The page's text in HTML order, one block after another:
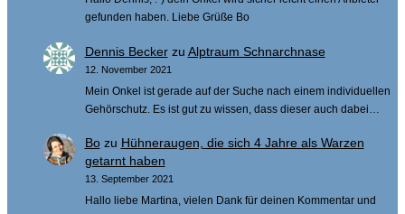
gefunden haben. Liebe Grüße Bo
Dennis Beckerzu Alptraum Schnarchnase
12. November 2021
Mein Onkel ist gerade auf der Suche nach einem individuellen
Gehörschutz. Es ist gut zu wissen, dass dieser auch dabei…
Bozu Hühneraugen, die sich 4 Jahre als Warzen
getarnt haben
13. September 2021
Hallo liebe Martina, vielen Dank für deinen Kommentar und